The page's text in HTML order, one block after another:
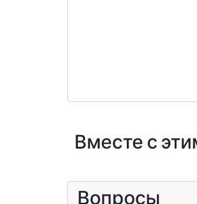
Вместе с
Вопросы